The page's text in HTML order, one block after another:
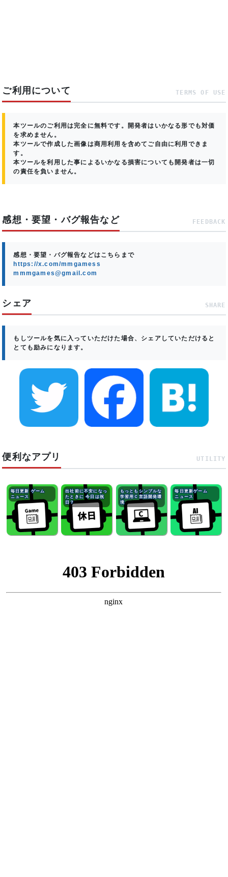
ご利用について TERMS OF USE
本ツールのご利用は完全に無料です。開発者はいかなる形でも対価
を求めません。
本ツールで作成した画像は商用利用を含めてご自由に利用できま
す。
本ツールを利用した事によるいかなる損害についても開発者は一切
の責任を負いません。
感想・要望・バグ報告など FEEDBACK
感想・要望・バグ報告などはこちらまで
https://x.com/mmgamess
mmmgames@gmail.com
シェア SHARE
もしツールを気に入っていただけた場合、シェアしていただけると
とても励みになります。
便利なアプリ UTILITY
毎日更新 ゲーム
ニュース
出社前に不安になっ
たときに 今日は祝
日？
もっともシンプルな
学習用Ｃ言語開発環
境
毎日更新ゲーム
ニュース